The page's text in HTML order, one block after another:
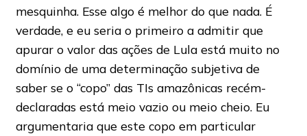
mesquinha. Esse algo é melhor do que nada. É
verdade, e eu seria o primeiro a admitir que
apurar o valor das ações de Lula está muito no
domínio de uma determinação subjetiva de
saber se o “copo” das TIs amazônicas recém-
declaradas está meio vazio ou meio cheio. Eu
argumentaria que este copo em particular